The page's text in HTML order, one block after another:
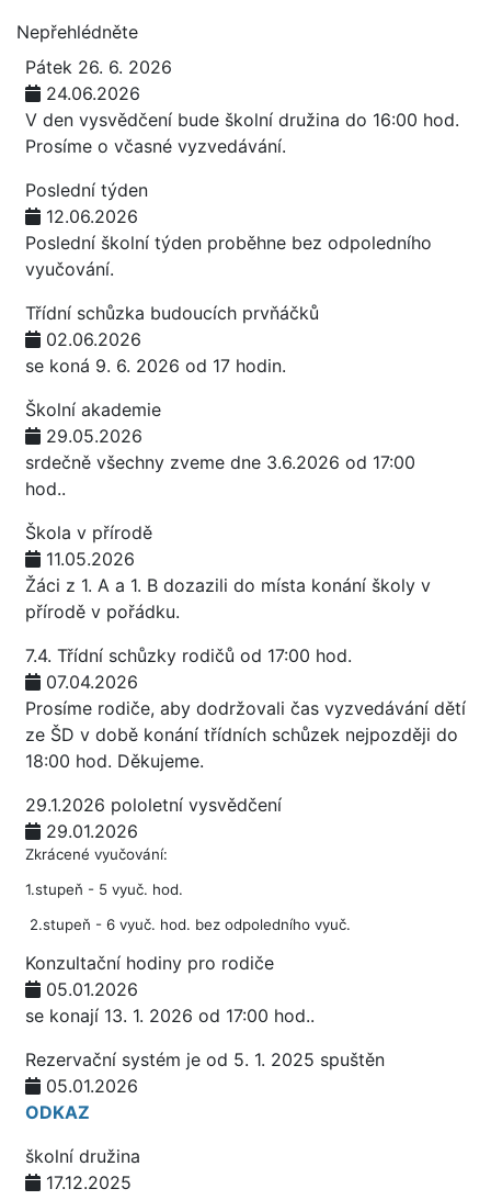
Nepřehlédněte
Pátek 26. 6. 2026
24.06.2026
V den vysvědčení bude školní družina do 16:00 hod.
Prosíme o včasné vyzvedávání.
Poslední týden
12.06.2026
Poslední školní týden proběhne bez odpoledního
vyučování.
Třídní schůzka budoucích prvňáčků
02.06.2026
se koná 9. 6. 2026 od 17 hodin.
Školní akademie
29.05.2026
srdečně všechny zveme dne 3.6.2026 od 17:00
hod..
Škola v přírodě
11.05.2026
Žáci z 1. A a 1. B dozazili do místa konání školy v
přírodě v pořádku.
7.4. Třídní schůzky rodičů od 17:00 hod.
07.04.2026
Prosíme rodiče, aby dodržovali čas vyzvedávání dětí
ze ŠD v době konání třídních schůzek nejpozději do
18:00 hod. Děkujeme.
29.1.2026 pololetní vysvědčení
29.01.2026
Zkrácené vyučování:
1.stupeň - 5 vyuč. hod.
2.stupeň - 6 vyuč. hod. bez odpoledního vyuč.
Konzultační hodiny pro rodiče
05.01.2026
se konají 13. 1. 2026 od 17:00 hod..
Rezervační systém je od 5. 1. 2025 spuštěn
05.01.2026
ODKAZ
školní družina
17.12.2025